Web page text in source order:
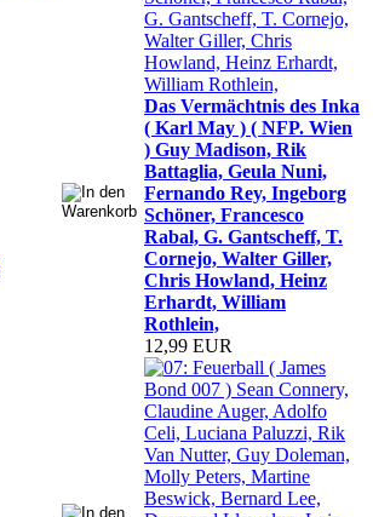
Das Vermächtnis des Inka
( Karl May ) ( NFP. Wien
) Guy Madison, Rik
Battaglia, Geula Nuni,
Fernando Rey, Ingeborg
Schöner, Francesco
Rabal, G. Gantscheff, T.
Cornejo, Walter Giller,
Chris Howland, Heinz
Erhardt, William
Rothlein,
12,99 EUR